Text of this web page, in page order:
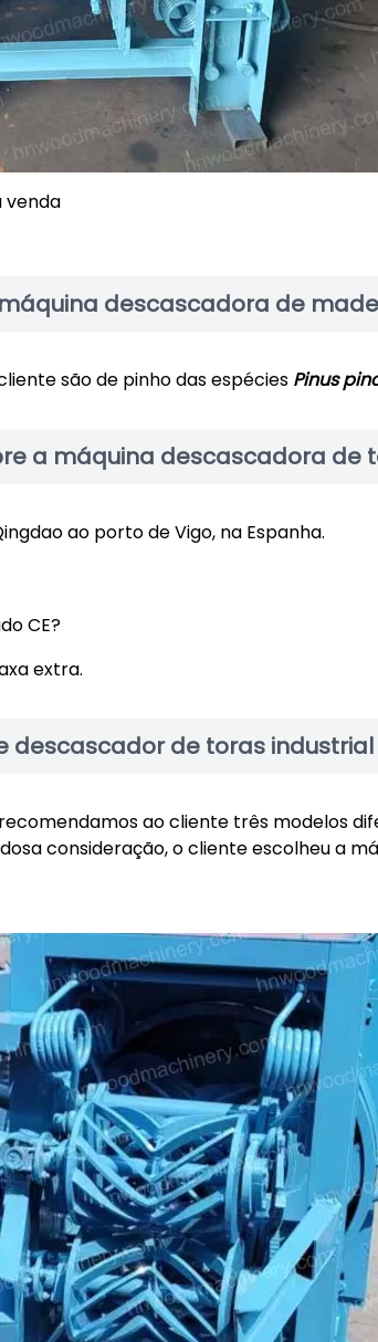
venda
descascadora de
são de pinho das espécies Pinus
a máquina descascadora de
ao porto de Vigo, na Espanha.
CE?
extra.
descascador de toras industrial
ao cliente três modelos
consideração, o cliente escolheu a